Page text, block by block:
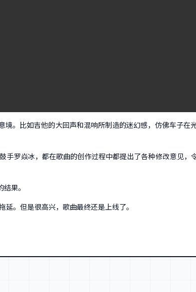
。比如吉他的大回声和混响所制造的迷幻感，仿佛车子在
罗焱冰，都在歌曲的创作过程中都提出了各种修改意见，
果。
。但是很高兴，歌曲最终还是上线了。